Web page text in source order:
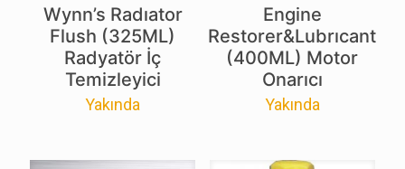
Wynn’s Radıator
Flush (325ML)
Radyatör İç
Temizleyici
Yakında
Engine
Restorer&Lubrıcant
(400ML) Motor
Onarıcı
Yakında